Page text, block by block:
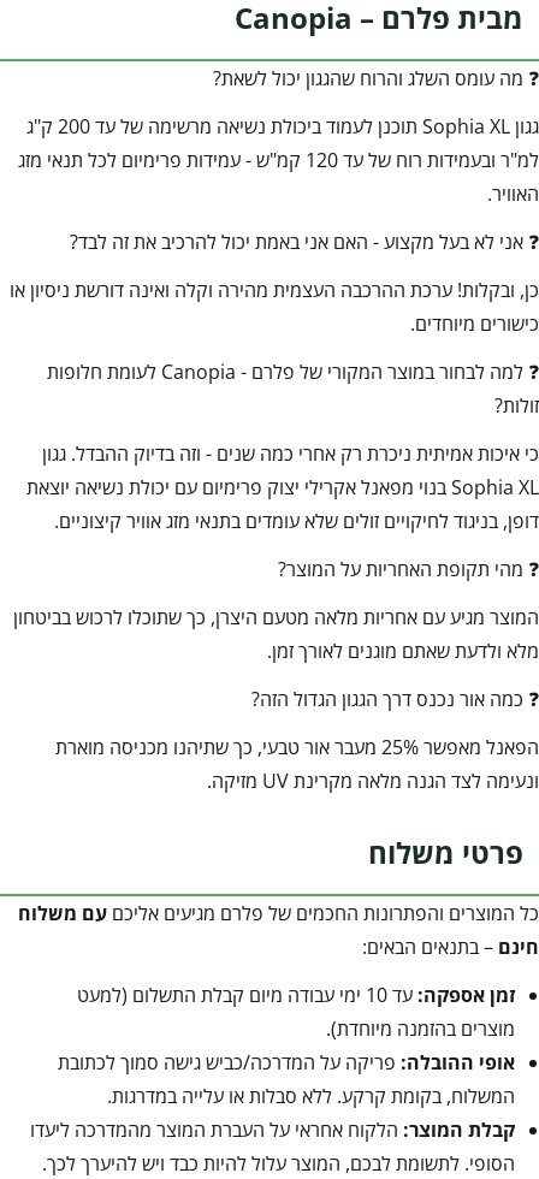
מבית פלרם – Canopia
❓ מה עומס השלג והרוח שהגגון יכול לשאת?
גגון Sophia XL תוכנן לעמוד ביכולת נשיאה מרשימה של עד 200 ק"ג
למ"ר ובעמידות רוח של עד 120 קמ"ש - עמידות פרימיום לכל תנאי מזג
האוויר.
❓ אני לא בעל מקצוע - האם אני באמת יכול להרכיב את זה לבד?
כן, ובקלות! ערכת ההרכבה העצמית מהירה וקלה ואינה דורשת ניסיון או
כישורים מיוחדים.
❓ למה לבחור במוצר המקורי של פלרם - Canopia לעומת חלופות
זולות?
כי איכות אמיתית ניכרת רק אחרי כמה שנים - וזה בדיוק ההבדל. גגון
Sophia XL בנוי מפאנל אקרילי יצוק פרימיום עם יכולת נשיאה יוצאת
דופן, בניגוד לחיקויים זולים שלא עומדים בתנאי מזג אוויר קיצוניים.
❓ מהי תקופת האחריות על המוצר?
המוצר מגיע עם אחריות מלאה מטעם היצרן, כך שתוכלו לרכוש בביטחון
מלא ולדעת שאתם מוגנים לאורך זמן.
❓ כמה אור נכנס דרך הגגון הגדול הזה?
הפאנל מאפשר 25% מעבר אור טבעי, כך שתיהנו מכניסה מוארת
ונעימה לצד הגנה מלאה מקרינת UV מזיקה.
פרטי משלוח
כל המוצרים והפתרונות החכמים של פלרם מגיעים אליכם עם משלוח
חינם – בתנאים הבאים:
זמן אספקה:
עד 10 ימי עבודה מיום קבלת התשלום (למעט
מוצרים בהזמנה מיוחדת).
אופי ההובלה: פריקה על המדרכה/כביש גישה סמוך לכתובת
המשלוח, בקומת קרקע. ללא סבלות או עלייה במדרגות.
קבלת המוצר: הלקוח אחראי על העברת המוצר מהמדרכה ליעדו
הסופי. לתשומת לבכם, המוצר עלול להיות כבד ויש להיערך לכך.